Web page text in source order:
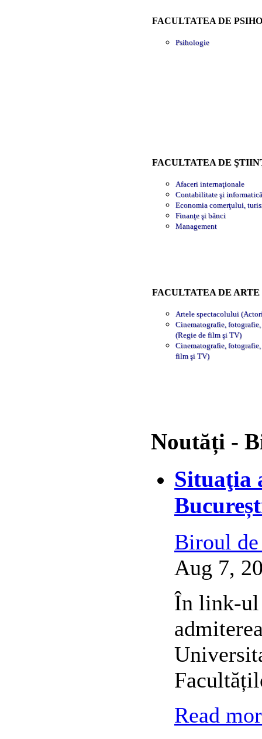
FACULTATEA DE
Psihologie
FACULTATEA DE
Afaceri internaţionale
Contabilitate şi
Economia comerţului,
Finanţe şi bănci
Management
FACULTATEA DE ARTE
Artele spectacolului
Cinematografie, fotografie,
(Regie de film şi TV)
Cinematografie, fotografie,
film şi TV)
Noutăți -
Situaţia
Biroul
Aug 7,
În link-ul
Read